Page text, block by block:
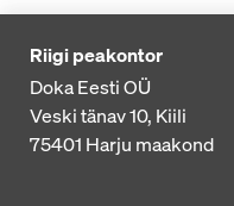
Riigi peakontor
Doka Eesti OÜ
Veski tänav 10, Kiili
75401 Harju maakond